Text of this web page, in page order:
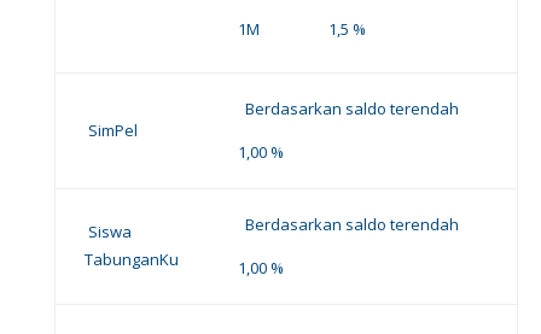
1M 1,5 %
SimPel
Berdasarkan saldo terendah
1,00 %
Siswa
TabunganKu
Berdasarkan saldo terendah
1,00 %